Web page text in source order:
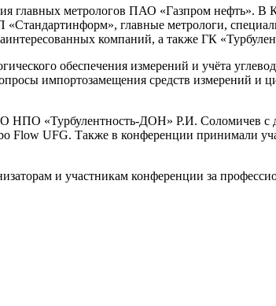
главных метрологов ПАО «Газпром нефть». В
главные метрологи,
компаний, а также ГК
обеспечения измерений и учёта
импортозамещения средств измерений
«Турбулентность-ДОН» Р.И. Соломичев с
Flow UFG. Также в конференции принимали
и участникам конференции за